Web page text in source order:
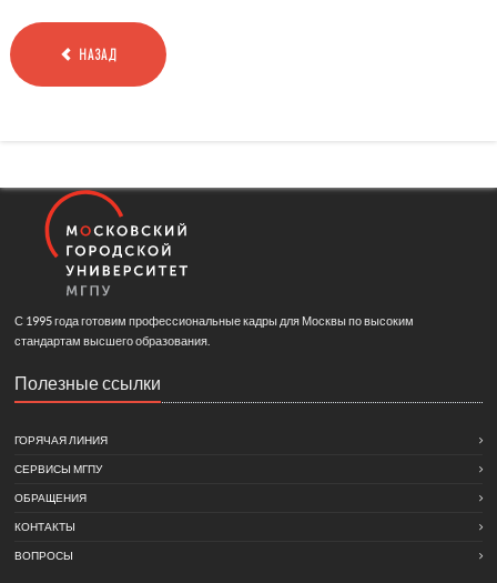
НАЗАД
С 1995 года готовим профессиональные кадры для Москвы по высоким
стандартам высшего образования.
Полезные ссылки
ГОРЯЧАЯ ЛИНИЯ
СЕРВИСЫ МГПУ
ОБРАЩЕНИЯ
КОНТАКТЫ
ВОПРОСЫ